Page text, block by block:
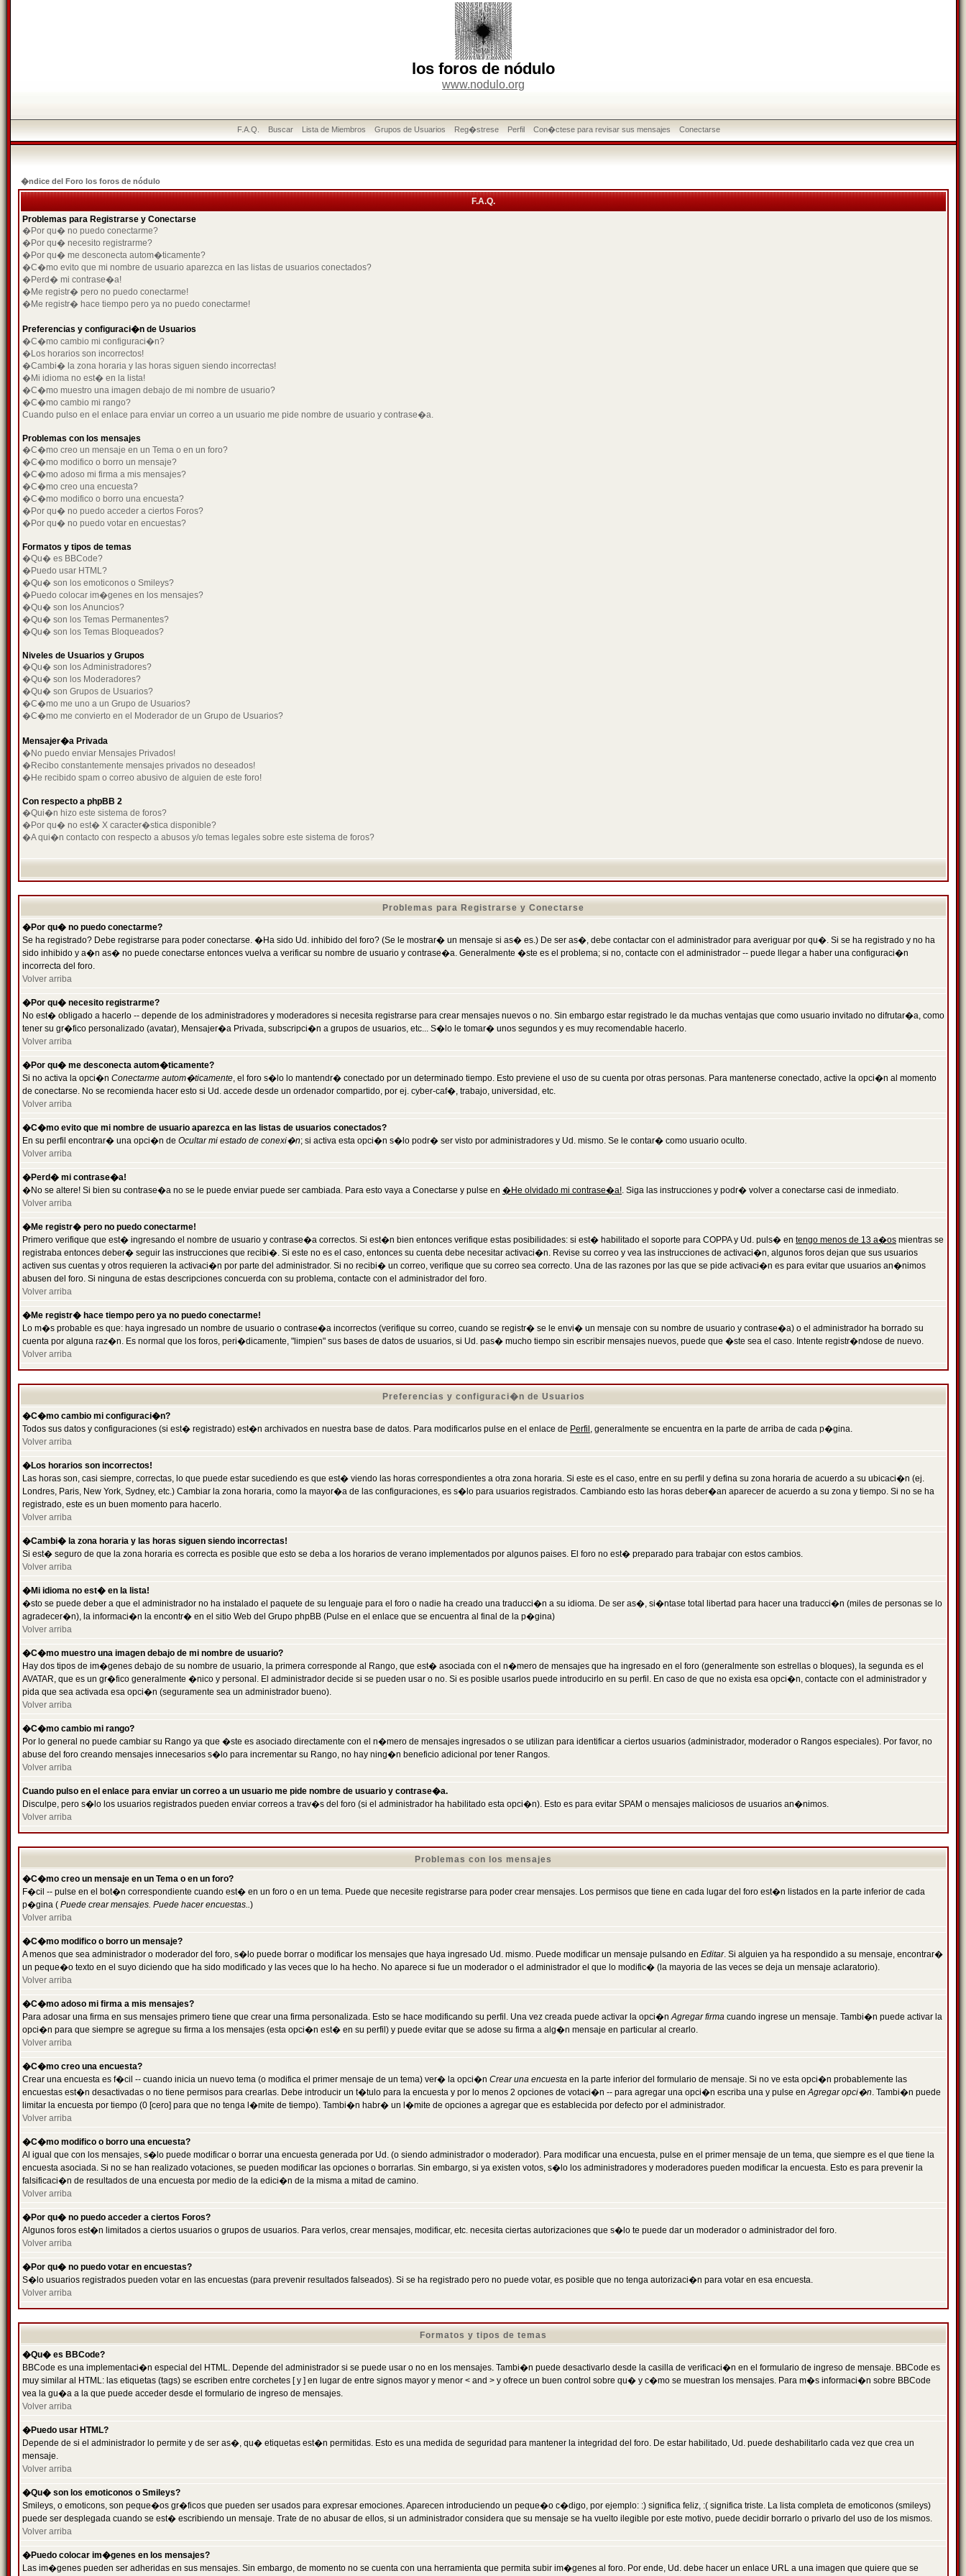
los foros de nódulo
www.nodulo.org
F.A.Q. Buscar Lista de Miembros Grupos de Usuarios Reg�strese Perfil Con�ctese para revisar sus mensajes Conectarse
�ndice del Foro los foros de nódulo
F.A.Q.
Problemas para Registrarse y Conectarse
�Por qu� no puedo conectarme?
�Por qu� necesito registrarme?
�Por qu� me desconecta autom�ticamente?
�C�mo evito que mi nombre de usuario aparezca en las listas de usuarios conectados?
�Perd� mi contrase�a!
�Me registr� pero no puedo conectarme!
�Me registr� hace tiempo pero ya no puedo conectarme!
Preferencias y configuraci�n de Usuarios
�C�mo cambio mi configuraci�n?
�Los horarios son incorrectos!
�Cambi� la zona horaria y las horas siguen siendo incorrectas!
�Mi idioma no est� en la lista!
�C�mo muestro una imagen debajo de mi nombre de usuario?
�C�mo cambio mi rango?
Cuando pulso en el enlace para enviar un correo a un usuario me pide nombre de usuario y contrase�a.
Problemas con los mensajes
�C�mo creo un mensaje en un Tema o en un foro?
�C�mo modifico o borro un mensaje?
�C�mo adoso mi firma a mis mensajes?
�C�mo creo una encuesta?
�C�mo modifico o borro una encuesta?
�Por qu� no puedo acceder a ciertos Foros?
�Por qu� no puedo votar en encuestas?
Formatos y tipos de temas
�Qu� es BBCode?
�Puedo usar HTML?
�Qu� son los emoticonos o Smileys?
�Puedo colocar im�genes en los mensajes?
�Qu� son los Anuncios?
�Qu� son los Temas Permanentes?
�Qu� son los Temas Bloqueados?
Niveles de Usuarios y Grupos
�Qu� son los Administradores?
�Qu� son los Moderadores?
�Qu� son Grupos de Usuarios?
�C�mo me uno a un Grupo de Usuarios?
�C�mo me convierto en el Moderador de un Grupo de Usuarios?
Mensajer�a Privada
�No puedo enviar Mensajes Privados!
�Recibo constantemente mensajes privados no deseados!
�He recibido spam o correo abusivo de alguien de este foro!
Con respecto a phpBB 2
�Qui�n hizo este sistema de foros?
�Por qu� no est� X caracter�stica disponible?
�A qui�n contacto con respecto a abusos y/o temas legales sobre este sistema de foros?
Problemas para Registrarse y Conectarse
�Por qu� no puedo conectarme?
Se ha registrado? Debe registrarse para poder conectarse. �Ha sido Ud. inhibido del foro? (Se le mostrar� un mensaje si as� es.) De ser as�, debe contactar con el administrador para averiguar por qu�. Si se ha registrado y no ha
sido inhibido y a�n as� no puede conectarse entonces vuelva a verificar su nombre de usuario y contrase�a. Generalmente �ste es el problema; si no, contacte con el administrador -- puede llegar a haber una configuraci�n
incorrecta del foro.
Volver arriba
�Por qu� necesito registrarme?
No est� obligado a hacerlo -- depende de los administradores y moderadores si necesita registrarse para crear mensajes nuevos o no. Sin embargo estar registrado le da muchas ventajas que como usuario invitado no difrutar�a, como
tener su gr�fico personalizado (avatar), Mensajer�a Privada, subscripci�n a grupos de usuarios, etc... S�lo le tomar� unos segundos y es muy recomendable hacerlo.
Volver arriba
�Por qu� me desconecta autom�ticamente?
Si no activa la opci�n Conectarme autom�ticamente, el foro s�lo lo mantendr� conectado por un determinado tiempo. Esto previene el uso de su cuenta por otras personas. Para mantenerse conectado, active la opci�n al momento
de conectarse. No se recomienda hacer esto si Ud. accede desde un ordenador compartido, por ej. cyber-caf�, trabajo, universidad, etc.
Volver arriba
�C�mo evito que mi nombre de usuario aparezca en las listas de usuarios conectados?
En su perfil encontrar� una opci�n de Ocultar mi estado de conexi�n; si activa esta opci�n s�lo podr� ser visto por administradores y Ud. mismo. Se le contar� como usuario oculto.
Volver arriba
�Perd� mi contrase�a!
�No se altere! Si bien su contrase�a no se le puede enviar puede ser cambiada. Para esto vaya a Conectarse y pulse en �He olvidado mi contrase�a!. Siga las instrucciones y podr� volver a conectarse casi de inmediato.
Volver arriba
�Me registr� pero no puedo conectarme!
Primero verifique que est� ingresando el nombre de usuario y contrase�a correctos. Si est�n bien entonces verifique estas posibilidades: si est� habilitado el soporte para COPPA y Ud. puls� en tengo menos de 13 a�os mientras se
registraba entonces deber� seguir las instrucciones que recibi�. Si este no es el caso, entonces su cuenta debe necesitar activaci�n. Revise su correo y vea las instrucciones de activaci�n, algunos foros dejan que sus usuarios
activen sus cuentas y otros requieren la activaci�n por parte del administrador. Si no recibi� un correo, verifique que su correo sea correcto. Una de las razones por las que se pide activaci�n es para evitar que usuarios an�nimos
abusen del foro. Si ninguna de estas descripciones concuerda con su problema, contacte con el administrador del foro.
Volver arriba
�Me registr� hace tiempo pero ya no puedo conectarme!
Lo m�s probable es que: haya ingresado un nombre de usuario o contrase�a incorrectos (verifique su correo, cuando se registr� se le envi� un mensaje con su nombre de usuario y contrase�a) o el administrador ha borrado su
cuenta por alguna raz�n. Es normal que los foros, peri�dicamente, "limpien" sus bases de datos de usuarios, si Ud. pas� mucho tiempo sin escribir mensajes nuevos, puede que �ste sea el caso. Intente registr�ndose de nuevo.
Volver arriba
Preferencias y configuraci�n de Usuarios
�C�mo cambio mi configuraci�n?
Todos sus datos y configuraciones (si est� registrado) est�n archivados en nuestra base de datos. Para modificarlos pulse en el enlace de Perfil , generalmente se encuentra en la parte de arriba de cada p�gina.
Volver arriba
�Los horarios son incorrectos!
Las horas son, casi siempre, correctas, lo que puede estar sucediendo es que est� viendo las horas correspondientes a otra zona horaria. Si este es el caso, entre en su perfil y defina su zona horaria de acuerdo a su ubicaci�n (ej.
Londres, Paris, New York, Sydney, etc.) Cambiar la zona horaria, como la mayor�a de las configuraciones, es s�lo para usuarios registrados. Cambiando esto las horas deber�an aparecer de acuerdo a su zona y tiempo. Si no se ha
registrado, este es un buen momento para hacerlo.
Volver arriba
�Cambi� la zona horaria y las horas siguen siendo incorrectas!
Si est� seguro de que la zona horaria es correcta es posible que esto se deba a los horarios de verano implementados por algunos paises. El foro no est� preparado para trabajar con estos cambios.
Volver arriba
�Mi idioma no est� en la lista!
�sto se puede deber a que el administrador no ha instalado el paquete de su lenguaje para el foro o nadie ha creado una traducci�n a su idioma. De ser as�, si�ntase total libertad para hacer una traducci�n (miles de personas se lo
agradecer�n), la informaci�n la encontr� en el sitio Web del Grupo phpBB (Pulse en el enlace que se encuentra al final de la p�gina)
Volver arriba
�C�mo muestro una imagen debajo de mi nombre de usuario?
Hay dos tipos de im�genes debajo de su nombre de usuario, la primera corresponde al Rango, que est� asociada con el n�mero de mensajes que ha ingresado en el foro (generalmente son estrellas o bloques), la segunda es el
AVATAR, que es un gr�fico generalmente �nico y personal. El administrador decide si se pueden usar o no. Si es posible usarlos puede introducirlo en su perfil. En caso de que no exista esa opci�n, contacte con el administrador y
pida que sea activada esa opci�n (seguramente sea un administrador bueno).
Volver arriba
�C�mo cambio mi rango?
Por lo general no puede cambiar su Rango ya que �ste es asociado directamente con el n�mero de mensajes ingresados o se utilizan para identificar a ciertos usuarios (administrador, moderador o Rangos especiales). Por favor, no
abuse del foro creando mensajes innecesarios s�lo para incrementar su Rango, no hay ning�n beneficio adicional por tener Rangos.
Volver arriba
Cuando pulso en el enlace para enviar un correo a un usuario me pide nombre de usuario y contrase�a.
Disculpe, pero s�lo los usuarios registrados pueden enviar correos a trav�s del foro (si el administrador ha habilitado esta opci�n). Esto es para evitar SPAM o mensajes maliciosos de usuarios an�nimos.
Volver arriba
Problemas con los mensajes
�C�mo creo un mensaje en un Tema o en un foro?
F�cil -- pulse en el bot�n correspondiente cuando est� en un foro o en un tema. Puede que necesite registrarse para poder crear mensajes. Los permisos que tiene en cada lugar del foro est�n listados en la parte inferior de cada
p�gina ( Puede crear mensajes. Puede hacer encuestas..)
Volver arriba
�C�mo modifico o borro un mensaje?
A menos que sea administrador o moderador del foro, s�lo puede borrar o modificar los mensajes que haya ingresado Ud. mismo. Puede modificar un mensaje pulsando en Editar. Si alguien ya ha respondido a su mensaje, encontrar�
un peque�o texto en el suyo diciendo que ha sido modificado y las veces que lo ha hecho. No aparece si fue un moderador o el administrador el que lo modific� (la mayoria de las veces se deja un mensaje aclaratorio).
Volver arriba
�C�mo adoso mi firma a mis mensajes?
Para adosar una firma en sus mensajes primero tiene que crear una firma personalizada. Esto se hace modificando su perfil. Una vez creada puede activar la opci�nAgregar firma cuando ingrese un mensaje. Tambi�n puede activar la
opci�n para que siempre se agregue su firma a los mensajes (esta opci�n est� en su perfil) y puede evitar que se adose su firma a alg�n mensaje en particular al crearlo.
Volver arriba
�C�mo creo una encuesta?
Crear una encuesta es f�cil -- cuando inicia un nuevo tema (o modifica el primer mensaje de un tema) ver� la opci�n Crear una encuesta en la parte inferior del formulario de mensaje. Si no ve esta opci�n probablemente las
encuestas est�n desactivadas o no tiene permisos para crearlas. Debe introducir un t�tulo para la encuesta y por lo menos 2 opciones de votaci�n -- para agregar una opci�n escriba una y pulse enAgregar opci�n. Tambi�n puede
limitar la encuesta por tiempo (0 [cero] para que no tenga l�mite de tiempo). Tambi�n habr� un l�mite de opciones a agregar que es establecida por defecto por el administrador.
Volver arriba
�C�mo modifico o borro una encuesta?
Al igual que con los mensajes, s�lo puede modificar o borrar una encuesta generada por Ud. (o siendo administrador o moderador). Para modificar una encuesta, pulse en el primer mensaje de un tema, que siempre es el que tiene la
encuesta asociada. Si no se han realizado votaciones, se pueden modificar las opciones o borrarlas. Sin embargo, si ya existen votos, s�lo los administradores y moderadores pueden modificar la encuesta. Esto es para prevenir la
falsificaci�n de resultados de una encuesta por medio de la edici�n de la misma a mitad de camino.
Volver arriba
�Por qu� no puedo acceder a ciertos Foros?
Algunos foros est�n limitados a ciertos usuarios o grupos de usuarios. Para verlos, crear mensajes, modificar, etc. necesita ciertas autorizaciones que s�lo te puede dar un moderador o administrador del foro.
Volver arriba
�Por qu� no puedo votar en encuestas?
S�lo usuarios registrados pueden votar en las encuestas (para prevenir resultados falseados). Si se ha registrado pero no puede votar, es posible que no tenga autorizaci�n para votar en esa encuesta.
Volver arriba
Formatos y tipos de temas
�Qu� es BBCode?
BBCode es una implementaci�n especial del HTML. Depende del administrador si se puede usar o no en los mensajes. Tambi�n puede desactivarlo desde la casilla de verificaci�n en el formulario de ingreso de mensaje. BBCode es
muy similar al HTML: las etiquetas (tags) se escriben entre corchetes [ y ] en lugar de entre signos mayor y menor < and > y ofrece un buen control sobre qu� y c�mo se muestran los mensajes. Para m�s informaci�n sobre BBCode
vea la gu�a a la que puede acceder desde el formulario de ingreso de mensajes.
Volver arriba
�Puedo usar HTML?
Depende de si el administrador lo permite y de ser as�, qu� etiquetas est�n permitidas. Esto es una medida de seguridad para mantener la integridad del foro. De estar habilitado, Ud. puede deshabilitarlo cada vez que crea un
mensaje.
Volver arriba
�Qu� son los emoticonos o Smileys?
Smileys, o emoticons, son peque�os gr�ficos que pueden ser usados para expresar emociones. Aparecen introduciendo un peque�o c�digo, por ejemplo: :) significa feliz, :( significa triste. La lista completa de emoticonos (smileys)
puede ser desplegada cuando se est� escribiendo un mensaje. Trate de no abusar de ellos, si un administrador considera que su mensaje se ha vuelto ilegible por este motivo, puede decidir borrarlo o privarlo del uso de los mismos.
Volver arriba
�Puedo colocar im�genes en los mensajes?
Las im�genes pueden ser adheridas en sus mensajes. Sin embargo, de momento no se cuenta con una herramienta que permita subir im�genes al foro. Por ende, Ud. debe hacer un enlace URL a una imagen que quiere que se